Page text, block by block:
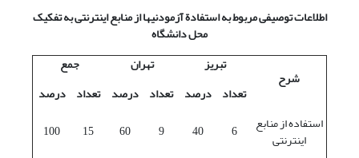
اطلاعات توصیفی مربوط به استفادة آزمودنیها از منابع اینترنتی به تفکیک
محل دانشگاه
شرح
تبریز تهران
جمع
تعداد درصد تعداد درصد تعداد درصد
استفاده از منابع
اینترنتی 6
40
9
60
15
100